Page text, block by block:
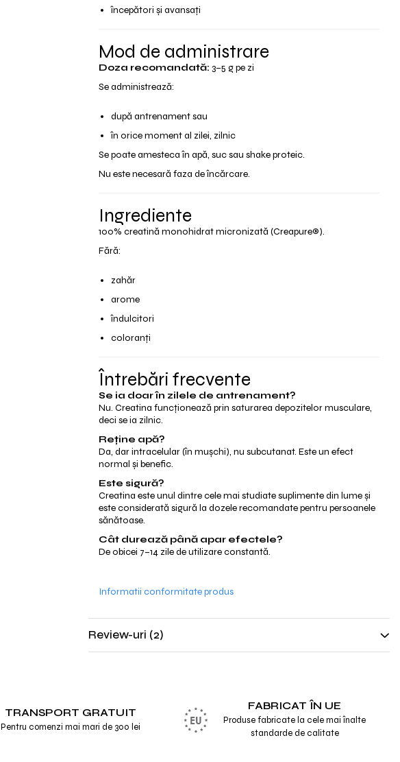
începători și avansați
Mod de administrare
Doza recomandată: 3–5 g pe zi
Se administrează:
după antrenament sau
în orice moment al zilei, zilnic
Se poate amesteca în apă, suc sau shake proteic.
Nu este necesară faza de încărcare.
Ingrediente
100% creatină monohidrat micronizată (Creapure®).
Fără:
zahăr
arome
îndulcitori
coloranți
Întrebări frecvente
Se ia doar în zilele de antrenament?
Nu. Creatina funcționează prin saturarea depozitelor musculare,
deci se ia zilnic.
Reține apă?
Da, dar intracelular (în mușchi), nu subcutanat. Este un efect
normal și benefic.
Este sigură?
Creatina este unul dintre cele mai studiate suplimente din lume și
este considerată sigură la dozele recomandate pentru persoanele
sănătoase.
Cât durează până apar efectele?
De obicei 7–14 zile de utilizare constantă.
Informatii conformitate produs
Review-uri (2)
TRANSPORT GRATUIT
Pentru comenzi mai mari de 300 lei
FABRICAT ÎN UE
Produse fabricate la cele mai înalte
standarde de calitate